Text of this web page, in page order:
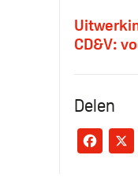
CD&V:
Delen